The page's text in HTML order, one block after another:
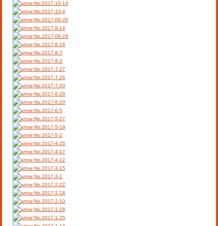
No.2017-10-14
No.2017-10-4
No.2017-09-20
No.2017-9-14
No.2017-08-29
No.2017-8-16
No.2017-8-7
No.2017-8-3
No.2017-7-27
No.2017-7-26
No.2017-7-20
No.2017-6-29
No.2017-6-20
No.2017-6-5
No.2017-5-27
No.2017-5-19
No.2017-5-2
No.2017-4-25
No.2017-4-17
No.2017-4-12
No.2017-3-15
No.2017-3-1
No.2017-2-22
No.2017-2-18
No.2017-2-10
No.2017-1-28
No.2017-1-25